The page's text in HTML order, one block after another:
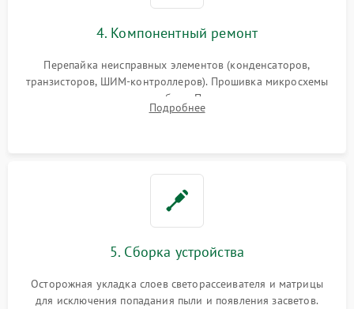
4. Компонентный ремонт
Перепайка неисправных элементов (конденсаторов,
транзисторов, ШИМ-контроллеров). Прошивка микросхемы
памяти при программных сбоях. При поломке подсветки —
разборка матрицы и замена выгоревших светодиодов.
Подробнее
5. Сборка устройства
Осторожная укладка слоев светорассеивателя и матрицы
для исключения попадания пыли и появления засветов.